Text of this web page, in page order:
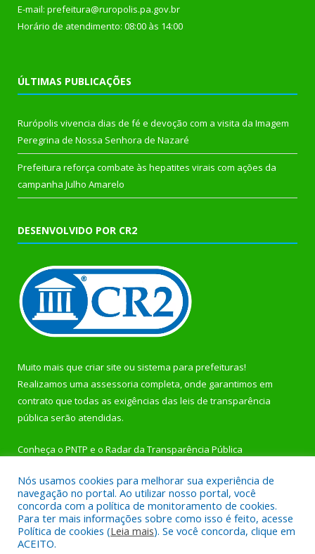
E-mail: prefeitura@ruropolis.pa.gov.br
Horário de atendimento: 08:00 às 14:00
ÚLTIMAS PUBLICAÇÕES
Rurópolis vivencia dias de fé e devoção com a visita da Imagem
Peregrina de Nossa Senhora de Nazaré
Prefeitura reforça combate às hepatites virais com ações da
campanha Julho Amarelo
DESENVOLVIDO POR CR2
Muito mais que criar site ou sistema para prefeituras!
Realizamos uma assessoria completa, onde garantimos em
contrato que todas as exigências das leis de transparência
pública serão atendidas.
Conheça o PNTP e o Radar da Transparência Pública
Todos os direitos reservados a Prefeitura Municipal de
Rurópolis.
Nós usamos cookies para melhorar sua experiência de
navegação no portal. Ao utilizar nosso portal, você
concorda com a política de monitoramento de cookies.
Para ter mais informações sobre como isso é feito, acesse
Política de cookies (Leia mais). Se você concorda, clique em
ACEITO.